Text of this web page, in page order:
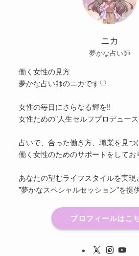
ニカ
夢かな占い師
働く女性の見方
夢かな占い師のニカです♡
女性の毎日にさらなる輝を!!
女性ための”人生セルフプロデュース
占いで、合った働き方、職業を見つ
働く女性のためのサポートをしてお
あなたの望むライフスタイルを実現
”夢かなスペシャルセッション”を提
プロフィールはこ